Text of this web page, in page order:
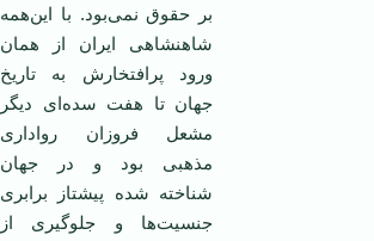
بر حقوق نمی‌بود. با این‌همه
شاهنشاهی ایران از همان
ورود پرافتخارش به تاریخ
جهان تا هفت سده‌ای دیگر
مشعل فروزان رواداری
مذهبی بود و در جهان
شناخته شده پیشتاز برابری
جنسیت‌ها و جلوگیری از